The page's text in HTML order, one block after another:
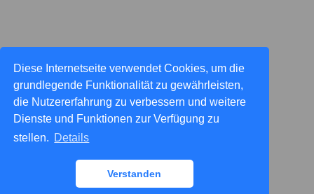
Diese Internetseite verwendet Cookies, um die
grundlegende Funktionalität zu gewährleisten,
die Nutzererfahrung zu verbessern und weitere
Dienste und Funktionen zur Verfügung zu
stellen. Details
Verstanden